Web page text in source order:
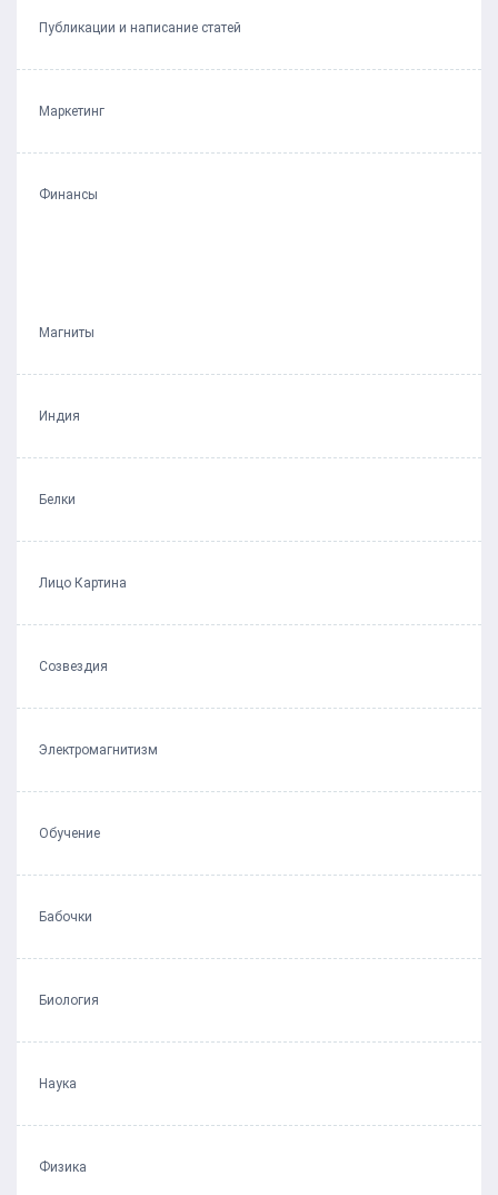
Публикации и написание статей
Маркетинг
Финансы
Магниты
Индия
Белки
Лицо Картина
Созвездия
Электромагнитизм
Обучение
Бабочки
Биология
Наука
Физика